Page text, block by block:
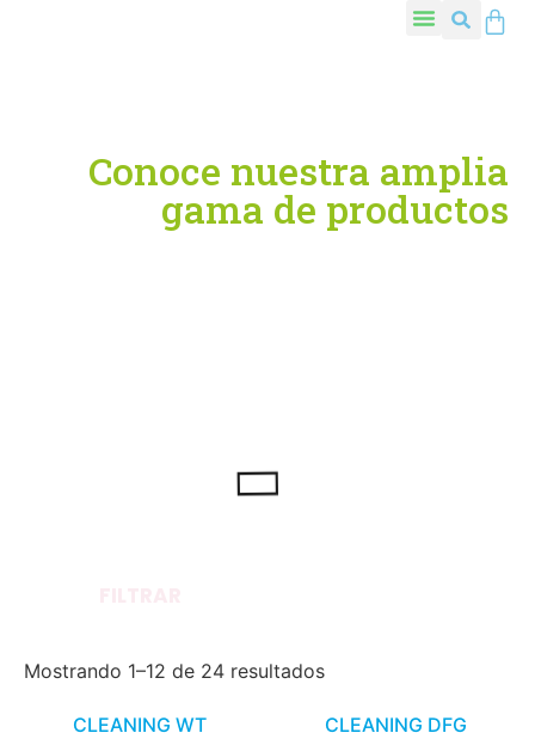
Conoce nuestra amplia
gama de productos
Mostrando 1–12 de 24 resultados
CLEANING WT CLEANING DFG